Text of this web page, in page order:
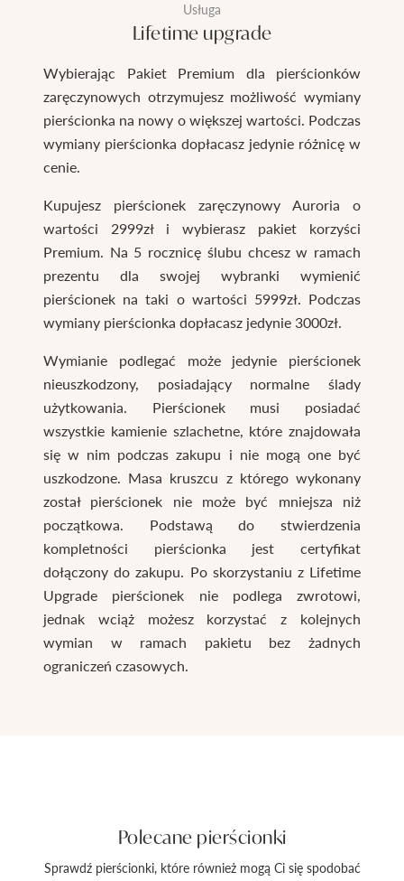
Usługa
Lifetime upgrade
Wybierając Pakiet Premium dla pierścionków
zaręczynowych otrzymujesz możliwość wymiany
pierścionka na nowy o większej wartości. Podczas
wymiany pierścionka dopłacasz jedynie różnicę w
cenie.
Kupujesz pierścionek zaręczynowy Auroria o
wartości 2999zł i wybierasz pakiet korzyści
Premium. Na 5 rocznicę ślubu chcesz w ramach
prezentu dla swojej wybranki wymienić
pierścionek na taki o wartości 5999zł. Podczas
wymiany pierścionka dopłacasz jedynie 3000zł.
Wymianie podlegać może jedynie pierścionek
nieuszkodzony, posiadający normalne ślady
użytkowania. Pierścionek musi posiadać
wszystkie kamienie szlachetne, które znajdowała
się w nim podczas zakupu i nie mogą one być
uszkodzone. Masa kruszcu z którego wykonany
został pierścionek nie może być mniejsza niż
początkowa. Podstawą do stwierdzenia
kompletności pierścionka jest certyfikat
dołączony do zakupu. Po skorzystaniu z Lifetime
Upgrade pierścionek nie podlega zwrotowi,
jednak wciąż możesz korzystać z kolejnych
wymian w ramach pakietu bez żadnych
ograniczeń czasowych.
Polecane pierścionki
Sprawdź pierścionki, które również mogą Ci się spodobać